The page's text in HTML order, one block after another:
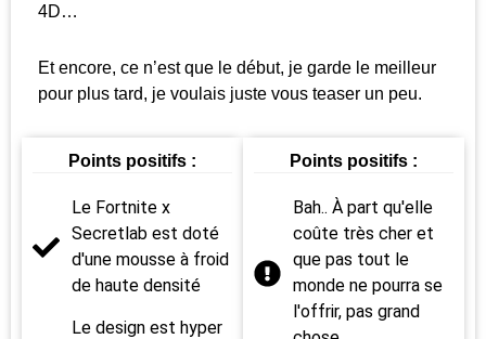
4D…
Et encore, ce n’est que le début, je garde le meilleur
pour plus tard, je voulais juste vous teaser un peu.
Points positifs :
Le Fortnite x
Secretlab est doté
d'une mousse à froid
de haute densité
Le design est hyper
Points positifs :
Bah.. À part qu'elle
coûte très cher et
que pas tout le
monde ne pourra se
l'offrir, pas grand